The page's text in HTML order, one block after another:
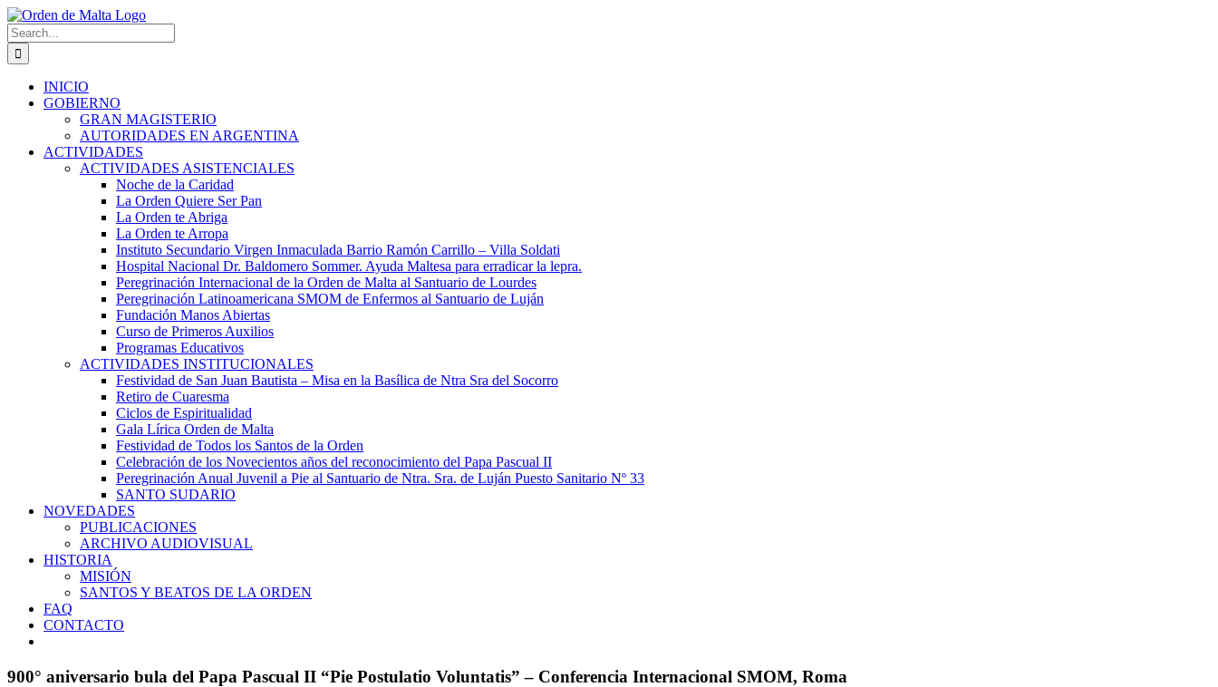
Skip
to
content
Search
for:
INICIO
GOBIERNO
GRAN MAGISTERIO
AUTORIDADES EN ARGENTINA
ACTIVIDADES
ACTIVIDADES ASISTENCIALES
Noche de la Caridad
La Orden Quiere Ser Pan
La Orden te Abriga
La Orden te Arropa
Instituto Secundario Virgen Inmaculada Barrio Ramón Carrillo – Villa Soldati
Hospital Nacional Dr. Baldomero Sommer. Ayuda Maltesa para erradicar la lepra.
Peregrinación Internacional de la Orden de Malta al Santuario de Lourdes
Peregrinación Latinoamericana SMOM de Enfermos al Santuario de Luján
Fundación Manos Abiertas
Curso de Primeros Auxilios
Programas Educativos
ACTIVIDADES INSTITUCIONALES
Festividad de San Juan Bautista – Misa en la Basílica de Ntra Sra del Socorro
Retiro de Cuaresma
Ciclos de Espiritualidad
Gala Lírica Orden de Malta
Festividad de Todos los Santos de la Orden
Celebración de los Novecientos años del reconocimiento del Papa Pascual II
Peregrinación Anual Juvenil a Pie al Santuario de Ntra. Sra. de Luján Puesto Sanitario Nº 33
SANTO SUDARIO
NOVEDADES
PUBLICACIONES
ARCHIVO AUDIOVISUAL
HISTORIA
MISIÓN
SANTOS Y BEATOS DE LA ORDEN
FAQ
CONTACTO
900° aniversario bula del Papa Pascual II “Pie Postulatio Voluntatis” – Conferencia Internacional SMOM, Roma